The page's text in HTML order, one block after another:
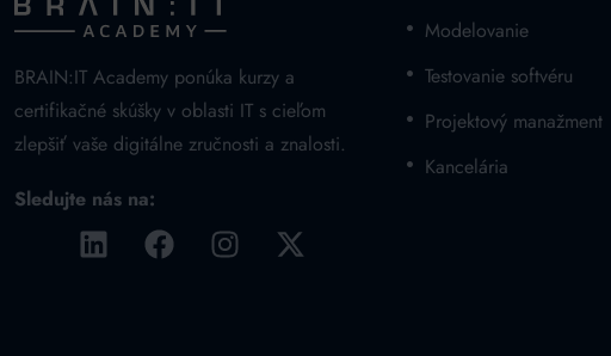
BRAIN:IT Academy ponúka kurzy a
certifikačné skúšky v oblasti IT s cieľom
zlepšiť vaše digitálne zručnosti a znalosti.
Sledujte nás na:
Modelovanie
Testovanie softvéru
Projektový manažment
Kancelária